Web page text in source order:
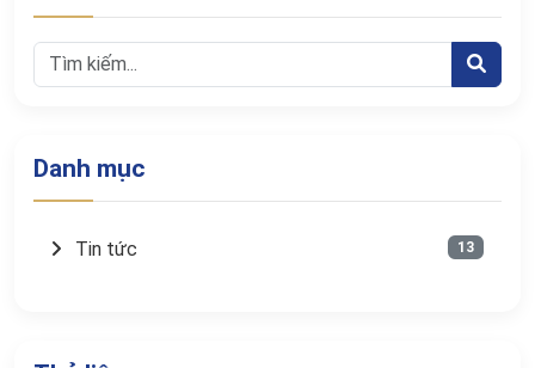
Danh mục
Tin tức 13